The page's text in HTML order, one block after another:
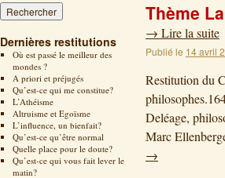
Dernières restitutions
Où est passé le meilleur des
mondes ?
A priori et préjugés
Qu’est-ce qui me constitue?
L’Athéisme
Altruisme et Egoïsme
L’influence, un bienfait?
Qu’est-ce qu’être normal
Quelle place pour le doute?
Qu’est-ce qui vous fait lever le
matin?
Thème
→ Lire la suite
Publié le 14 avril
Restitution du
Deléage,
Marc
→